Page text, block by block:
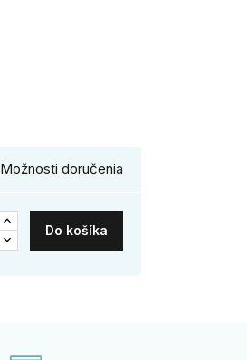
Možnosti doručenia
Do košíka